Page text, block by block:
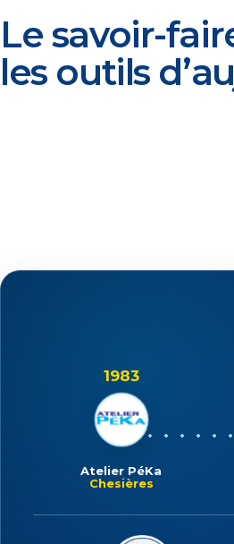
Le savoir-
les outils
1983
Atelier PéKa
Chesières